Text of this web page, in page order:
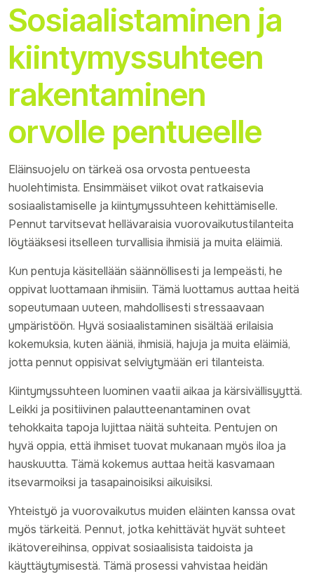
Sosiaalistaminen ja
kiintymyssuhteen
rakentaminen
orvolle pentueelle
Eläinsuojelu on tärkeä osa orvosta pentueesta
huolehtimista. Ensimmäiset viikot ovat ratkaisevia
sosiaalistamiselle ja kiintymyssuhteen kehittämiselle.
Pennut tarvitsevat hellävaraisia vuorovaikutustilanteita
löytääksesi itselleen turvallisia ihmisiä ja muita eläimiä.
Kun pentuja käsitellään säännöllisesti ja lempeästi, he
oppivat luottamaan ihmisiin. Tämä luottamus auttaa heitä
sopeutumaan uuteen, mahdollisesti stressaavaan
ympäristöön. Hyvä sosiaalistaminen sisältää erilaisia
kokemuksia, kuten ääniä, ihmisiä, hajuja ja muita eläimiä,
jotta pennut oppisivat selviytymään eri tilanteista.
Kiintymyssuhteen luominen vaatii aikaa ja kärsivällisyyttä.
Leikki ja positiivinen palautteenantaminen ovat
tehokkaita tapoja lujittaa näitä suhteita. Pentujen on
hyvä oppia, että ihmiset tuovat mukanaan myös iloa ja
hauskuutta. Tämä kokemus auttaa heitä kasvamaan
itsevarmoiksi ja tasapainoisiksi aikuisiksi.
Yhteistyö ja vuorovaikutus muiden eläinten kanssa ovat
myös tärkeitä. Pennut, jotka kehittävät hyvät suhteet
ikätovereihinsa, oppivat sosiaalisista taidoista ja
käyttäytymisestä. Tämä prosessi vahvistaa heidän